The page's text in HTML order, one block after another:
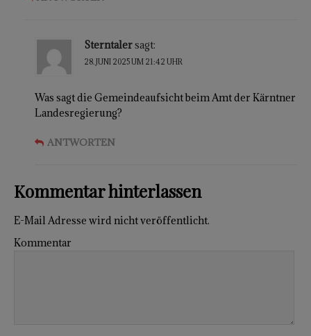
Sterntalersagt:
28. JUNI 2025 UM 21:42 UHR
Was sagt die Gemeindeaufsicht beim Amt der Kärntner
Landesregierung?
ANTWORTEN
Kommentar hinterlassen
E-Mail Adresse wird nicht veröffentlicht.
Kommentar